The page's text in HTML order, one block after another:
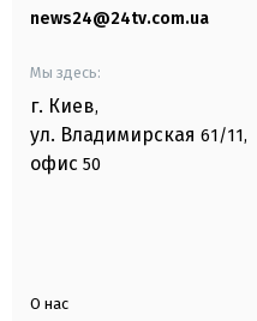
news24@24tv.com.ua
Мы здесь:
г. Киев,
ул. Владимирская 61/11,
офис 50
О нас